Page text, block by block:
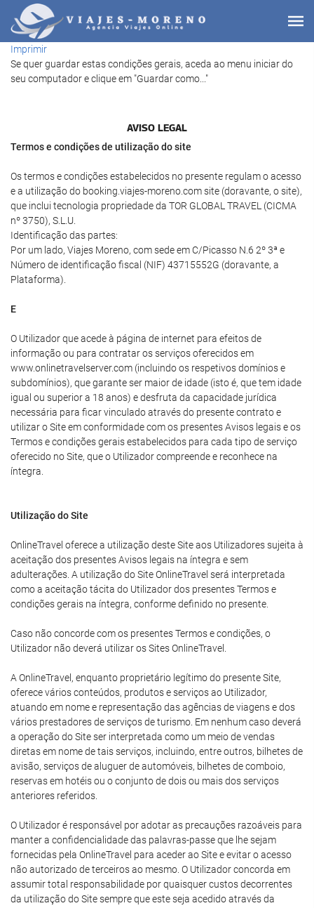
Imprimir
Se quer guardar estas condições gerais, aceda ao menu iniciar do
seu computador e clique em "Guardar como..."
AVISO LEGAL
Termos e condições de utilização do site
Os termos e condições estabelecidos no presente regulam o acesso
e a utilização do booking.viajes-moreno.com site (doravante, o site),
que inclui tecnologia propriedade da TOR GLOBAL TRAVEL (CICMA
nº 3750), S.L.U.
Identificação das partes:
Por um lado, Viajes Moreno, com sede em C/Picasso N.6 2º 3ª e
Número de identificação fiscal (NIF) 43715552G (doravante, a
Plataforma).
E
O Utilizador que acede à página de internet para efeitos de
informação ou para contratar os serviços oferecidos em
www.onlinetravelserver.com (incluindo os respetivos domínios e
subdomínios), que garante ser maior de idade (isto é, que tem idade
igual ou superior a 18 anos) e desfruta da capacidade jurídica
necessária para ficar vinculado através do presente contrato e
utilizar o Site em conformidade com os presentes Avisos legais e os
Termos e condições gerais estabelecidos para cada tipo de serviço
oferecido no Site, que o Utilizador compreende e reconhece na
íntegra.
Utilização do Site
OnlineTravel oferece a utilização deste Site aos Utilizadores sujeita à
aceitação dos presentes Avisos legais na íntegra e sem
adulterações. A utilização do Site OnlineTravel será interpretada
como a aceitação tácita do Utilizador dos presentes Termos e
condições gerais na íntegra, conforme definido no presente.
Caso não concorde com os presentes Termos e condições, o
Utilizador não deverá utilizar os Sites OnlineTravel.
A OnlineTravel, enquanto proprietário legítimo do presente Site,
oferece vários conteúdos, produtos e serviços ao Utilizador,
atuando em nome e representação das agências de viagens e dos
vários prestadores de serviços de turismo. Em nenhum caso deverá
a operação do Site ser interpretada como um meio de vendas
diretas em nome de tais serviços, incluindo, entre outros, bilhetes de
avisão, serviços de aluguer de automóveis, bilhetes de comboio,
reservas em hotéis ou o conjunto de dois ou mais dos serviços
anteriores referidos.
O Utilizador é responsável por adotar as precauções razoáveis para
manter a confidencialidade das palavras-passe que lhe sejam
fornecidas pela OnlineTravel para aceder ao Site e evitar o acesso
não autorizado de terceiros ao mesmo. O Utilizador concorda em
assumir total responsabilidade por quaisquer custos decorrentes
da utilização do Site sempre que este seja acedido através da